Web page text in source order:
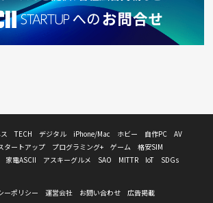
TECH デジタル iPhone/Mac ホビー 自作PC
AV
タートアップ プログラミング+ ゲーム
格安SIM
家電ASCII アスキーグルメ SAO MITTR IoT
SDGs
ーポリシー 運営会社 お問い合わせ
広告掲載